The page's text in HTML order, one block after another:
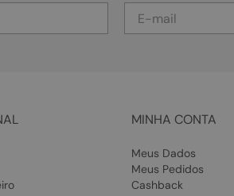
MINHA CONTA
Meus Dados
Meus Pedidos
Cashback